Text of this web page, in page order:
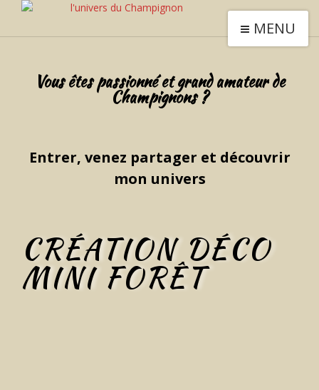
MENU
Vous êtes passionné et grand amateur de
Champignons ?
Entrer, venez partager et découvrir
mon univers
CRÉATION DÉCO
MINI FORÊT